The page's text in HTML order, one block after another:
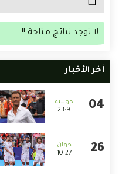
لا توجد نتائج متاحة !!
أخر الأخبار
23:9
10:27